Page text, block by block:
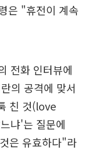
은 "휴전이 계속
전화 인터뷰에
의 공격에 맞서
친 것(love
냐'는 질문에
은 유효하다"라